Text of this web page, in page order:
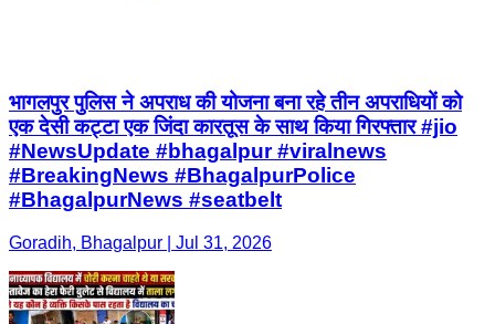
भागलपुर पुलिस ने अपराध की योजना बना रहे तीन अपराधियों को
एक देसी कट्टा एक जिंदा कारतूस के साथ किया गिरफ्तार #jio
#NewsUpdate #bhagalpur #viralnews
#BreakingNews #BhagalpurPolice
#BhagalpurNews #seatbelt
Goradih, Bhagalpur | Jul 31, 2026